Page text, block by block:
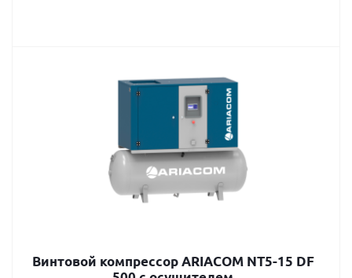
Винтовой компрессор ARIACOM NT5-15 DF